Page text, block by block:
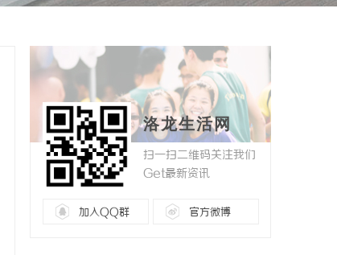
洛龙生活网
扫一扫二维码关注我们
Get最新资讯
加入QQ群 官方微博